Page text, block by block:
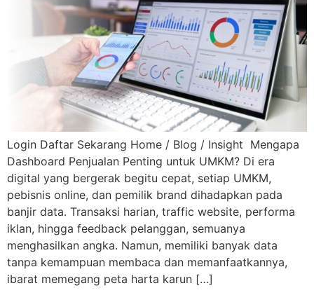
Login Daftar Sekarang Home / Blog / Insight Mengapa
Dashboard Penjualan Penting untuk UMKM? Di era
digital yang bergerak begitu cepat, setiap UMKM,
pebisnis online, dan pemilik brand dihadapkan pada
banjir data. Transaksi harian, traffic website, performa
iklan, hingga feedback pelanggan, semuanya
menghasilkan angka. Namun, memiliki banyak data
tanpa kemampuan membaca dan memanfaatkannya,
ibarat memegang peta harta karun […]